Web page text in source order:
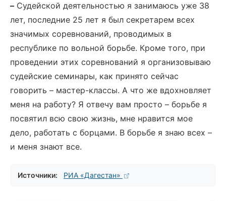
– Судейской деятельностью я занимаюсь уже 38
лет, последние 25 лет я был секретарем всех
значимых соревнований, проводимых в
республике по вольной борьбе. Кроме того, при
проведении этих соревнований я организовываю
судейские семинары, как принято сейчас
говорить – мастер-классы. А что же вдохновляет
меня на работу? Я отвечу вам просто – борьбе я
посвятил всю свою жизнь, мне нравится мое
дело, работать с борцами. В борьбе я знаю всех –
и меня знают все.
Источники: РИА «Дагестан»